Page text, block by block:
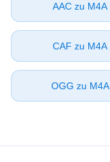
⁦AAC⁩ zu ⁦M4A⁩
⁦CAF⁩ zu ⁦M4A⁩
⁦OGG⁩ zu ⁦M4A⁩